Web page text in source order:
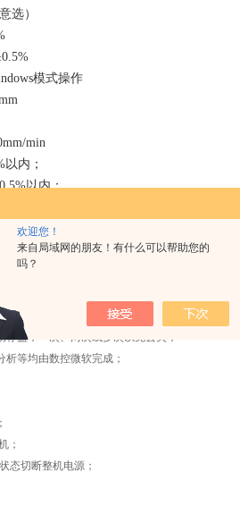
欢迎您！
来自局域网的朋友！有什么可以帮助您的
吗？
选）
模式操作
min
以内；
以内；
： ±0.5%以内
保护，紧急停止键 Safeguard stroke
动清零；
动停车；
盘，一次、两次或多次以免丢失；
等均由数控微软完成；
；
态切断整机电源；